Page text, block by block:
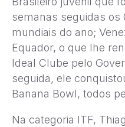
semanas seguidas os
mundiais do ano;
Equador, o que lhe
Ideal Clube pelo
seguida, ele
Banana Bowl, todos
Na categoria ITF,